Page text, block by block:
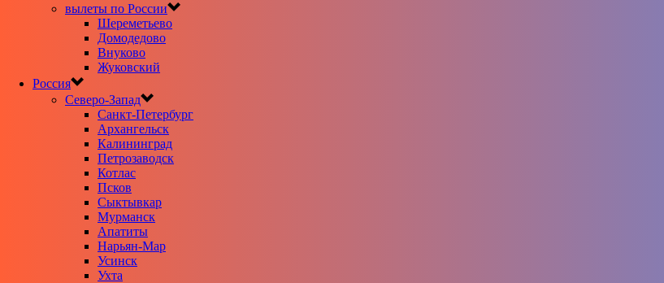
вылеты по России
Шереметьево
Домодедово
Внуково
Жуковский
Россия
Северо-Запад
Санкт-Петербург
Архангельск
Калининград
Петрозаводск
Котлас
Псков
Сыктывкар
Мурманск
Апатиты
Нарьян-Мар
Усинск
Ухта